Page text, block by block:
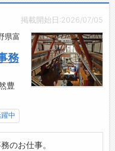
掲載開始日:2026/07/05
県富
務
豊
中
のお仕事。